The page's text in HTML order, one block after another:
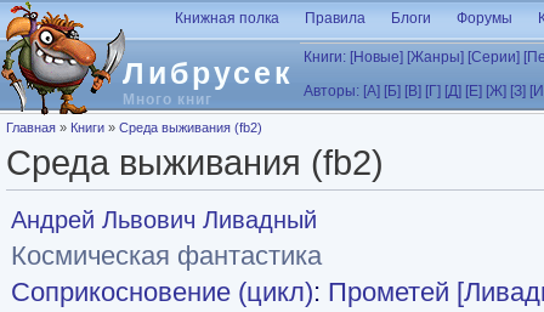
Перейти к основному содержанию
Либрусек
Много книг
Книжная полка Правила Блоги Форумы
Книги: [Новые] [Жанры] [Серии]
Авторы: [А] [Б] [В] [Г] [Д] [Е] [Ж] [З]
Вы здесь
Главная » Книги » Среда выживания (fb2)
Среда выживания (fb2)
Андрей Львович Ливадный
Космическая фантастика
Соприкосновение (цикл): Прометей